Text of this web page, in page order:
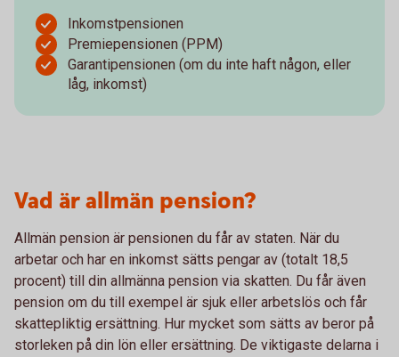
Inkomstpensionen
Premiepensionen (PPM)
Garantipensionen (om du inte haft någon, eller
låg, inkomst)
Vad är allmän pension?
Allmän pension är pensionen du får av staten. När du
arbetar och har en inkomst sätts pengar av (totalt 18,5
procent) till din allmänna pension via skatten. Du får även
pension om du till exempel är sjuk eller arbetslös och får
skattepliktig ersättning. Hur mycket som sätts av beror på
storleken på din lön eller ersättning. De viktigaste delarna i